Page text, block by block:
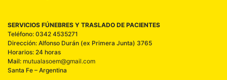
SERVICIOS FÚNEBRES Y TRASLADO DE PACIENTES
Teléfono: 0342 4535271
Dirección: Alfonso Durán (ex Primera Junta) 3765
Horarios: 24 horas
Mail: mutualasoem@gmail.com
Santa Fe – Argentina